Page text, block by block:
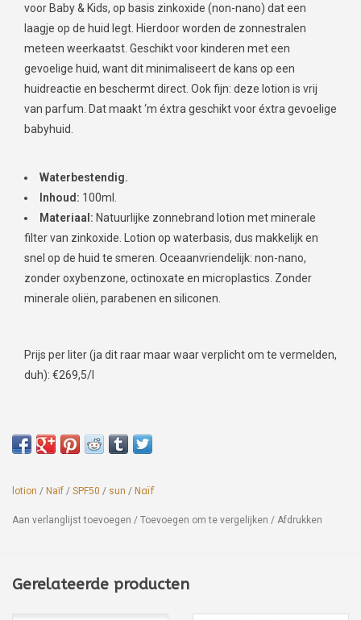
voor Baby & Kids, op basis zinkoxide (non-nano) dat een
laagje op de huid legt. Hierdoor worden de zonnestralen
meteen weerkaatst. Geschikt voor kinderen met een
gevoelige huid, want dit minimaliseert de kans op een
huidreactie en beschermt direct. Ook fijn: deze lotion is vrij
van parfum. Dat maakt ‘m éxtra geschikt voor éxtra gevoelige
babyhuid.
Waterbestendig.
Inhoud: 100ml.
Materiaal: Natuurlijke zonnebrand lotion met minerale
filter van zinkoxide. Lotion op waterbasis, dus makkelijk en
snel op de huid te smeren. Oceaanvriendelijk: non-nano,
zonder oxybenzone, octinoxate en microplastics. Zonder
minerale oliën, parabenen en siliconen.
Prijs per liter (ja dit raar maar waar verplicht om te vermelden,
duh): €269,5/l
lotion / Naïf / SPF50 / sun / Naïf
Aan verlanglijst toevoegen / Toevoegen om te vergelijken / Afdrukken
Gerelateerde producten